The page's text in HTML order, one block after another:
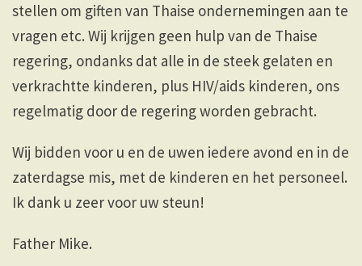
stellen om giften van Thaise ondernemingen aan te
vragen etc. Wij krijgen geen hulp van de Thaise
regering, ondanks dat alle in de steek gelaten en
verkrachtte kinderen, plus HIV/aids kinderen, ons
regelmatig door de regering worden gebracht.
Wij bidden voor u en de uwen iedere avond en in de
zaterdagse mis, met de kinderen en het personeel.
Ik dank u zeer voor uw steun!
Father Mike.